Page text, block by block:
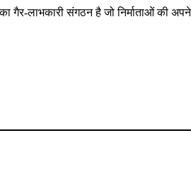
लाभकारी संगठन है जो निर्माताओं की